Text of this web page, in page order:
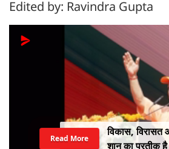
Edited by: Ravindra Gupta
विकास,
शान का प्रतीक है
Read More